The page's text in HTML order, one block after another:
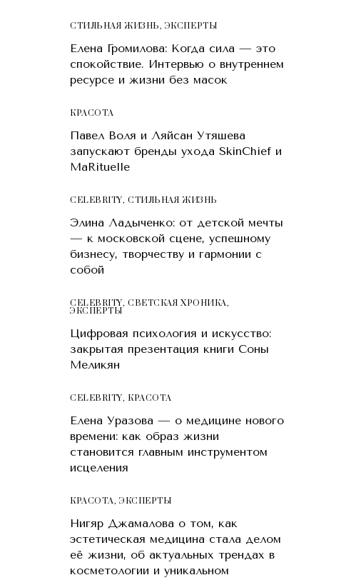
СТИЛЬНАЯ ЖИЗНЬ, ЭКСПЕРТЫ
Елена Громилова: Когда сила — это
спокойствие. Интервью о внутреннем
ресурсе и жизни без масок
КРАСОТA
Павел Воля и Ляйсан Утяшева
запускают бренды ухода SkinChief и
MaRituelle
CELEBRITY,СТИЛЬНАЯ ЖИЗНЬ
Элина Ладыченко: от детской мечты
— к московской сцене, успешному
бизнесу, творчеству и гармонии с
собой
CELEBRITY,СВЕТСКАЯ ХРОНИКА,
ЭКСПЕРТЫ
Цифровая психология и искусство:
закрытая презентация книги Соны
Меликян
CELEBRITY, КРАСОТA
Елена Уразова — о медицине нового
времени: как образ жизни
становится главным инструментом
исцеления
КРАСОТA, ЭКСПЕРТЫ
Нигяр Джамалова о том, как
эстетическая медицина стала делом
её жизни, об актуальных трендах в
косметологии и уникальном